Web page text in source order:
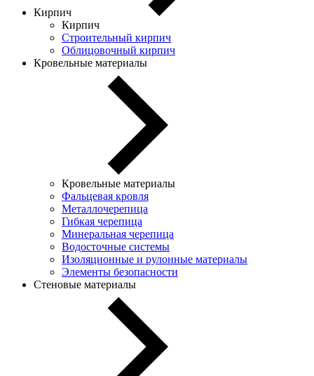
Кирпич
Кирпич
Строительный кирпич
Облицовочный кирпич
Кровельные материалы
Кровельные материалы
Фальцевая кровля
Металлочерепица
Гибкая черепица
Минеральная черепица
Водосточные системы
Изоляционные и рулонные материалы
Элементы безопасности
Стеновые материалы